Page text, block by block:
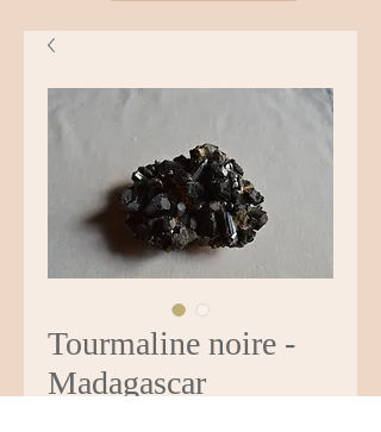
Tourmaline noire -
Madagascar